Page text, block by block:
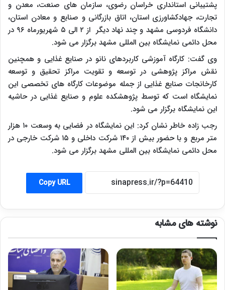
پشتیبانی استانداری خراسان رضوی، سازمان های صنعت، معدن و
تجارت، جهادکشاورزی استان، اتاق بازرگانی و صنایع و معادن استان،
دانشگاه فردوسی مشهد و چند نهاد دیگر از ۲ الی ۵ شهریورماه ۹۶ در
محل دائمی نمایشگاه بین المللی مشهد برگزار می شود.
وی گفت: کارگاه آموزشی کاربردهای نانو در صنایع غذایی و همچنین
نقش مراکز پژوهشی در توسعه و تقویت مراکز تحقیق و توسعه
کارخانجات صنایع غذایی از جمله موضوعات کارگاه های تخصصی این
نمایشگاه است که توسط پژوهشکده علوم و صنایع غذایی در حاشیه
این نمایشگاه برگزار می شود.
رجب زاده خاطر نشان کرد: این نمایشگاه در فضایی به وسعت ۱۰ هزار
متر مربع و با حضور بیش از ۱۴۰ شرکت داخلی و ۱۵ شرکت خارجی در
محل دائمی نمایشگاه بین المللی مشهد برگزار می شود.
Copy URL
نوشته های مشابه